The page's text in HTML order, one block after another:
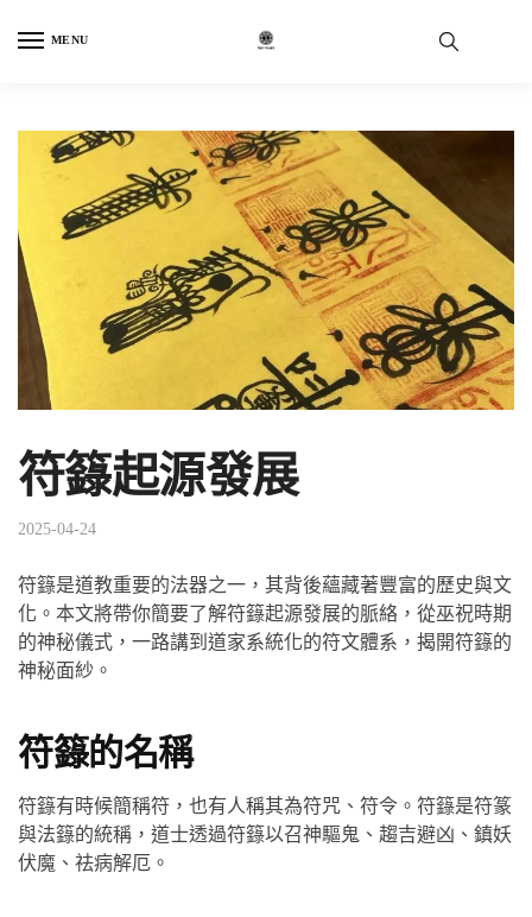
MENU
符籙起源發展
2025-04-24
符籙是道教重要的法器之一，其背後蘊藏著豐富的歷史與文
化。本文將帶你簡要了解符籙起源發展的脈絡，從巫祝時期
的神秘儀式，一路講到道家系統化的符文體系，揭開符籙的
神秘面紗。
符籙的名稱
符籙有時候簡稱符，也有人稱其為符咒、符令。符籙是符篆
與法籙的統稱，道士透過符籙以召神驅鬼、趨吉避凶、鎮妖
伏魔、祛病解厄。